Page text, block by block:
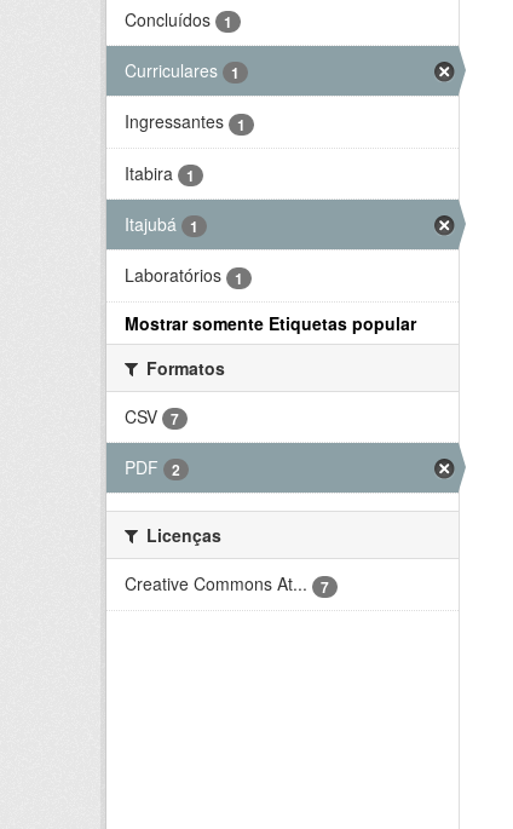
Concluídos 1
Curriculares 1
Ingressantes 1
Itabira 1
Itajubá 1
Laboratórios 1
Mostrar somente Etiquetas popular
Formatos
CSV
7
PDF 2
Licenças
Creative Commons At...
7